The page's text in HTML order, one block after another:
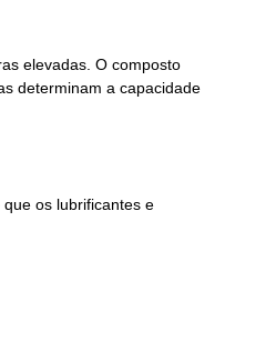
elevadas. O composto
determinam a capacidade
os lubrificantes e